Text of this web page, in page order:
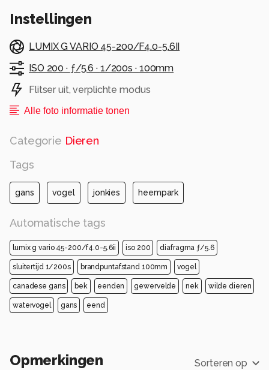
Alle rechten voorbehouden
Instellingen
LUMIX G VARIO 45-200/F4.0-5.6II
ISO 200 · ƒ/5.6 · 1/200s · 100mm
Flitser uit, verplichte modus
Alle foto informatie tonen
Categorie Dieren
Tags
gans vogel jonkies heempark
Automatische tags
lumix g vario 45-200/f4.0-5.6ii iso 200 diafragma ƒ/5.6
sluitertijd 1/200s brandpuntafstand 100mm vogel
canadese gans bek eenden gewervelde nek wilde dieren
watervogel gans eend
Opmerkingen Sorteren op